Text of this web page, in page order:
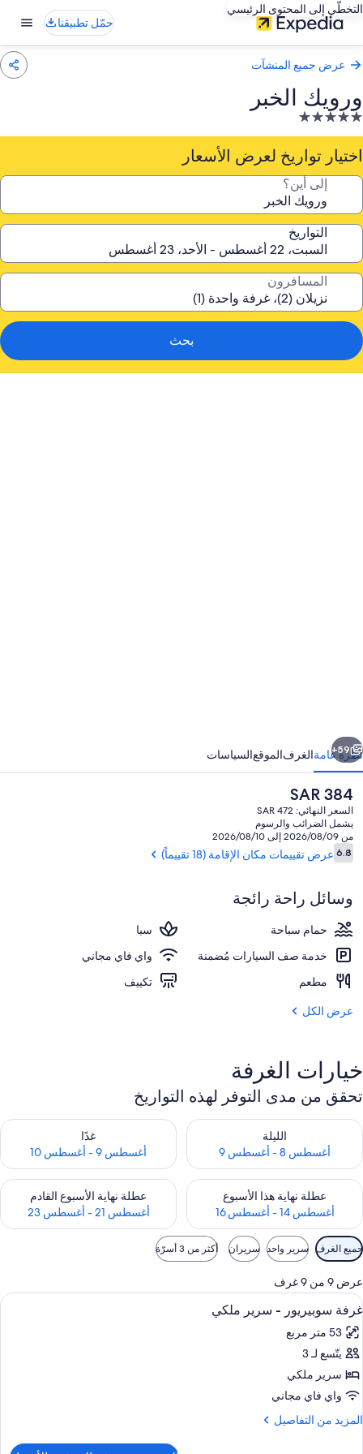
التخطّي إلى المحتوى الرئيسي
حمّل تطبيقنا
عرض جميع المنشآت
ورويك الخبر
منشأة
فندقية
مصنفة
5.0
اختيار تواريخ لعرض الأسعار
إلى أين؟
التواريخ
المسافرون
بحث
واجهة المنشأة
التالي
59+
نظرة عامةالغرفالموقعالسياسات
السعر
الحالي
هو
SAR
384
SAR 384
السعر النهائي: SAR 472
يشمل الضرائب والرسوم
من 2026/08/09 إلى 2026/08/10
التقييمات
6.86.8 من 10عرض تقييمات مكان الإقامة (18 تقييماً)
وسائل راحة رائجة
حمام سباحة
سبا
خدمة صف السيارات مُضمنة
واي فاي مجاني
مطعم
تكييف
عرض الكل
خيارات الغرفة
تحقق من مدى التوفر لهذه التواريخ
الليلة
أغسطس 8 - أغسطس 9
تحقق من مدى التوفر لليلة للفترة أغسطس 8 - أغسطس 9
غدًا
أغسطس 9 - أغسطس 10
تحقق من مدى التوفر لغد للفترة أغسطس
عطلة نهاية هذا الأسبوع
أغسطس 14 - أغسطس 16
تحقق من مدى التوفر لعطلة نهاية هذا الأسبوع للفترة أغسطس 14 - أغسطس 16
عطلة نهاية الأسبوع القادم
أغسطس 21 - أغسطس 23
تحقق من مدى التوفر لعطلة نهاية
عوامل
التصفية
المتاحة
للغرف
جميع الغرف سرير واحد سريران أكثر من 3 أسرّة
عرض 9 من 9 غرف
استعراض
جميع
صور
غرفة
سوبيريور
-
سرير
ملكي
ملاءات للفراش لا تسبب الحساسية
7
غرفة سوبيريور - سرير ملكي
53 متر مربع
يتّسع لـ 3
سرير ملكي
واي فاي مجاني
المزيد من التفاصيل
المزيد